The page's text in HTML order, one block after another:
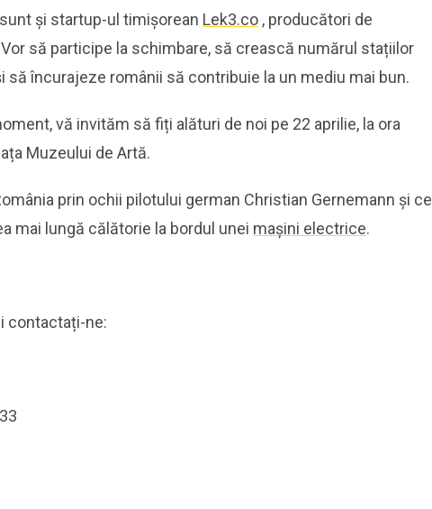
și startup-ul timișorean Lek3.co , producători de
Vor să participe la schimbare, să crească numărul stațiilor
să încurajeze românii să contribuie la un mediu mai bun.
vă invităm să fiți alături de noi pe 22 aprilie, la ora
Muzeului de Artă.
prin ochii pilotului german Christian Gernemann și ce
mai lungă călătorie la bordul unei mașini electrice.
contactați-ne: